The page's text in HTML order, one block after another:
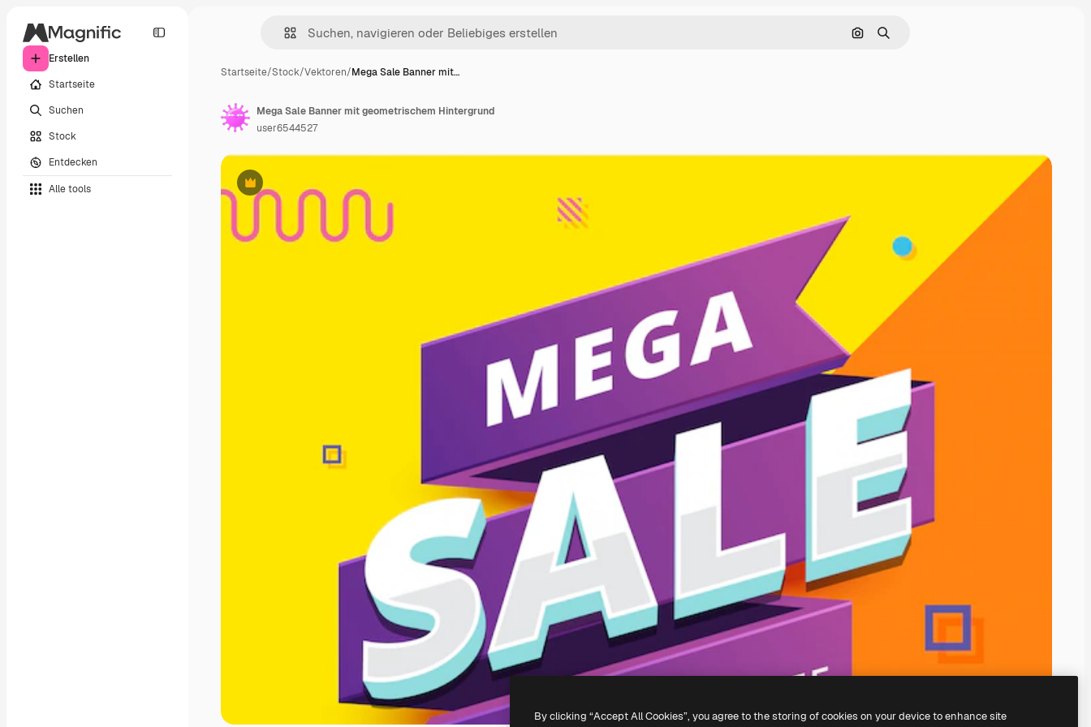
Erstellen
Startseite
Suchen
Stock
Entdecken
Alle tools
Nach Bild suchen
Suchen
Startseite/Stock/Vektoren/Mega Sale Banner mit…
Premium
Mega Sale Banner mit geometrischem Hintergrund
user6544527
By clicking “Accept All Cookies”, you agree to the storing of cookies on your device to enhance site